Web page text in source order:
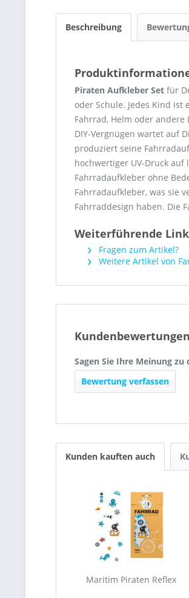
Beschreibung
Piraten Aufkleber Set für
oder Schule. Jedes Kind
Fahrrad, Helm oder
DIY-Vergnügen wartet auf
produziert seine
hochwertiger UV-Druck
Fahrradaufkleber ohne
Fahrradaufkleber, was sie
Fahrraddesign haben. Die
Weiterführende
Fragen zum Artikel?
Weitere Artikel von
Sagen Sie Ihre Meinung
Bewertung verfassen
Kunden kauften auch
Maritim Piraten Reflex